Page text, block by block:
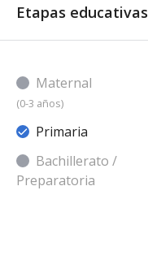
Etapas educativas
Maternal
(0-3 años)
Primaria
Bachillerato /
Preparatoria